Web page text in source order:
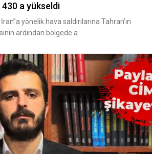
430 a yükseldi
yönelik hava saldırılarına Tahran’ın
ardından bölgede a